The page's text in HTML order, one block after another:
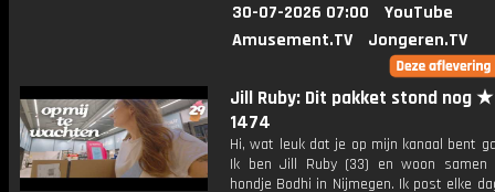
30-07-2026 07:00
YouTube
Amusement.TV
Jongeren.TV
Jill Ruby: Dit pakket stond nog ★
1474
Hi, wat leuk dat je op mijn kanaal bent
Ik ben Jill Ruby (33) en woon
hondje Bodhi in Nijmegen. Ik post elke